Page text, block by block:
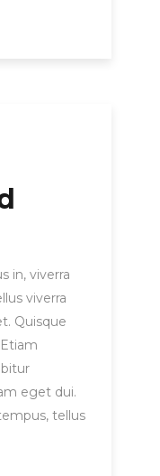
in, viverra
viverra
Quisque
eget dui.
tellus